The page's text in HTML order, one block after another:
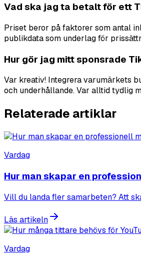
Vad ska jag ta betalt för ett
Priset beror på faktorer som antal
publikdata som underlag för
Hur gör jag mitt sponsrade
Var kreativ! Integrera varumärkets
och underhållande. Var alltid tydlig
Relaterade artiklar
Vardag
Hur man skapar en
Vill du landa fler samarbeten? Att
Läs artikeln
Vardag